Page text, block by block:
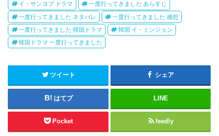
イ・サンヨプ ドラマ
一度行ってきました あらすじ
一度行ってきました ネタバレ
一度行ってきました 感想
一度行ってきました 韓国ドラマ
韓国 イ・ミンジョン
韓国ドラマ 一度行ってきました
ツイート シェア
はてブ LINE
Pocket feedly